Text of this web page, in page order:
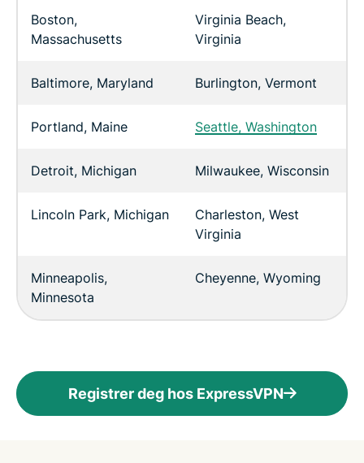
Boston,
Massachusetts
Virginia Beach,
Virginia
Baltimore, Maryland Burlington, Vermont
Portland, Maine Seattle, Washington
Detroit, Michigan Milwaukee, Wisconsin
Lincoln Park, Michigan
Charleston, West
Virginia
Minneapolis,
Minnesota
Cheyenne, Wyoming
Registrer deg hos ExpressVPN